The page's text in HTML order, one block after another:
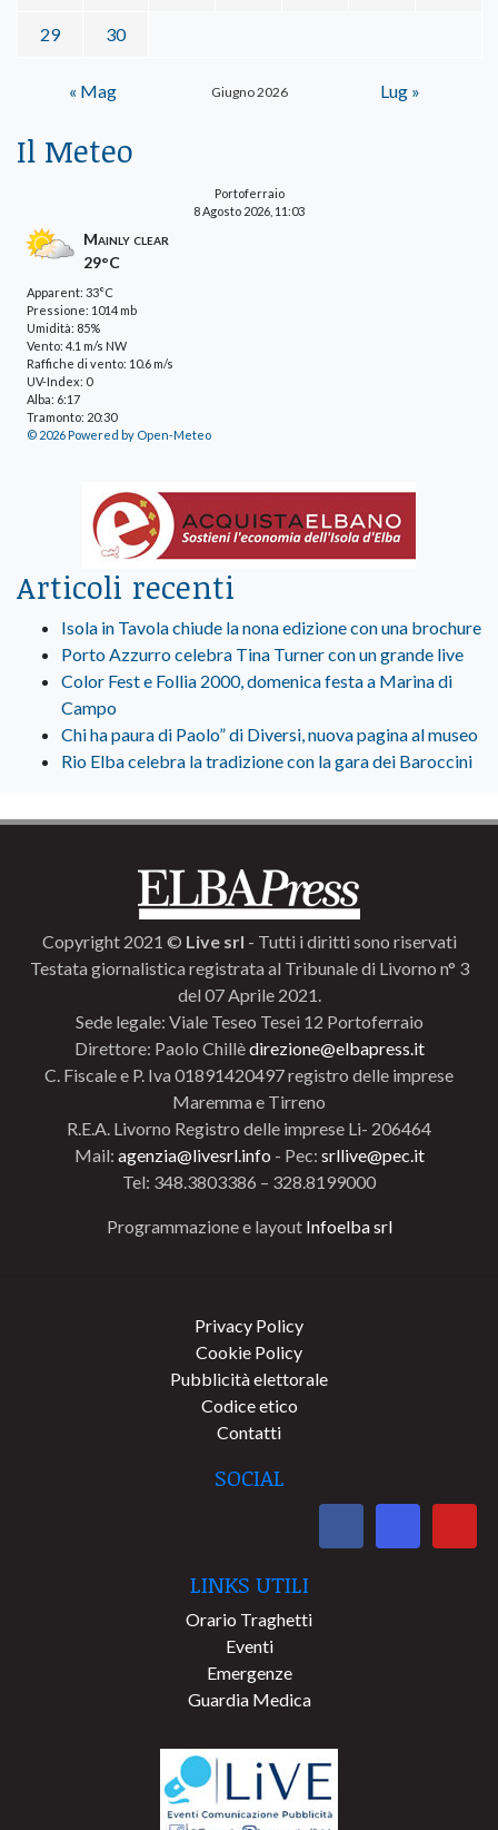
Giugno 2026
29 30
« Mag Lug »
Il Meteo
Portoferraio
8 Agosto 2026, 11:03
Mainly clear
29°C
Apparent: 33°C
Pressione: 1014 mb
Umidità: 85%
Vento: 4.1 m/s NW
Raffiche di vento: 10.6 m/s
UV-Index: 0
Alba: 6:17
Tramonto: 20:30
© 2026 Powered by Open-Meteo
Articoli recenti
Isola in Tavola chiude la nona edizione con una brochure
Porto Azzurro celebra Tina Turner con un grande live
Color Fest e Follia 2000, domenica festa a Marina di
Campo
Chi ha paura di Paolo” di Diversi, nuova pagina al museo
Rio Elba celebra la tradizione con la gara dei Baroccini
Copyright 2021 © Live srl - Tutti i diritti sono riservati
Testata giornalistica registrata al Tribunale di Livorno n° 3
del 07 Aprile 2021.
Sede legale: Viale Teseo Tesei 12 Portoferraio
Direttore: Paolo Chillèdirezione@elbapress.it
C. Fiscale e P. Iva 01891420497 registro delle imprese
Maremma e Tirreno
R.E.A. Livorno Registro delle imprese Li- 206464
Mail: agenzia@livesrl.info - Pec: srllive@pec.it
Tel: 348.3803386 – 328.8199000
Programmazione e layout Infoelba srl
Privacy Policy
Cookie Policy
Pubblicità elettorale
Codice etico
Contatti
SOCIAL
LINKS UTILI
Orario Traghetti
Eventi
Emergenze
Guardia Medica